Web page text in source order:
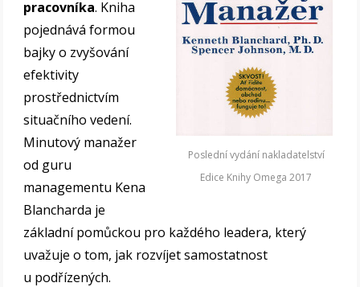
Poslední vydání nakladatelství
Edice Knihy Omega 2017
pracovníka. Kniha
pojednává formou
bajky o zvyšování
efektivity
prostřednictvím
situačního vedení.
Minutový manažer
od guru
managementu Kena
Blancharda je
základní pomůckou pro každého leadera, který
uvažuje o tom, jak rozvíjet samostatnost
u podřízených.